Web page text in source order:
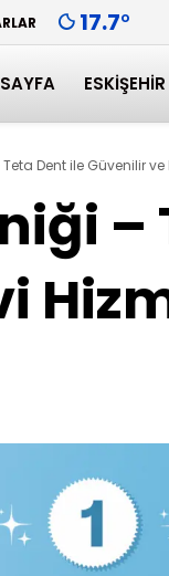
17.7°
ESKIŞEHIR
Dent ile Güvenilir
–